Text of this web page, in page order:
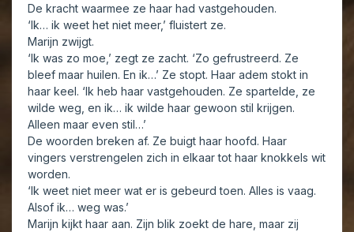
De kracht waarmee ze haar had vastgehouden.
‘Ik… ik weet het niet meer,’ fluistert ze.
Marijn zwijgt.
‘Ik was zo moe,’ zegt ze zacht. ‘Zo gefrustreerd. Ze
bleef maar huilen. En ik…’ Ze stopt. Haar adem stokt in
haar keel. ‘Ik heb haar vastgehouden. Ze spartelde, ze
wilde weg, en ik… ik wilde haar gewoon stil krijgen.
Alleen maar even stil…’
De woorden breken af. Ze buigt haar hoofd. Haar
vingers verstrengelen zich in elkaar tot haar knokkels wit
worden.
‘Ik weet niet meer wat er is gebeurd toen. Alles is vaag.
Alsof ik… weg was.’
Marijn kijkt haar aan. Zijn blik zoekt de hare, maar zij